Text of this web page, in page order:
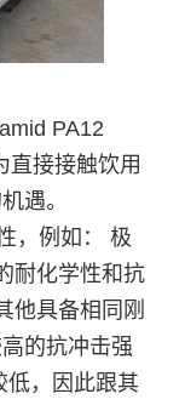
PA12
直接接触饮用
遇。
，例如： 极
耐化学性和抗
他具备相同刚
的抗冲击强
低，因此跟其